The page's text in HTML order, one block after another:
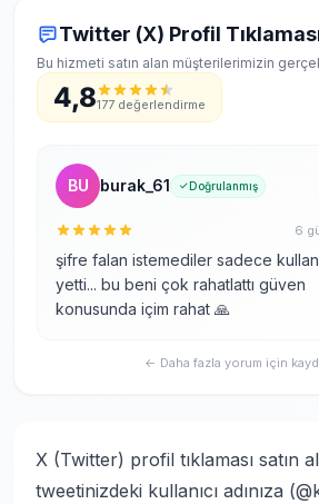
Twitter (X) Profil
Bu hizmeti satın alan müşterilerimizin
4,8177 değerlendirme
BU burak_61 Doğrulanmış
6
şifre falan istemediler sadece
yetti... bu beni çok rahatlattı güven
konusunda içim rahat 🙏
← Daha fazla yorum için
X (Twitter) profil tıklaması satın
tweetinizdeki kullanıcı adınıza